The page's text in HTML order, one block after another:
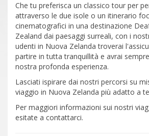
Che tu preferisca un classico tour per
attraverso le due isole o un itinerario
cinematografici in una destinazione
Zealand dai paesaggi surreali, con i
udenti in Nuova Zelanda troverai
partire in tutta tranquillità e avrai
nostra profonda esperienza.
Lasciati ispirare dai nostri percorsi su
viaggio in Nuova Zelanda più adatto a
Per maggiori informazioni sui nostri
esitate a contattarci.